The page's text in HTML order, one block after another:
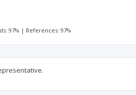
97% | References: 97%